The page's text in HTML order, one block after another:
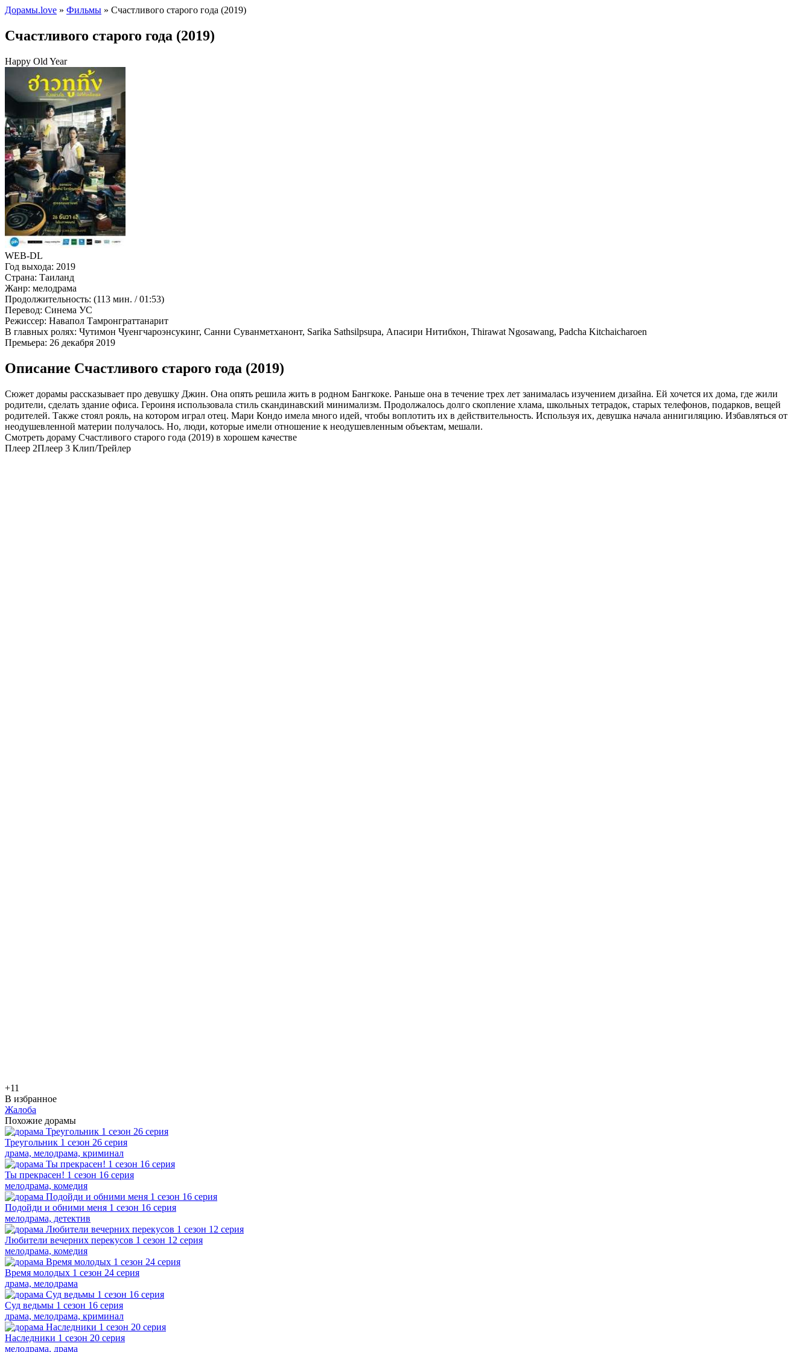
Дорамы.love » Фильмы » Счастливого старого года (2019)
Счастливого старого года (2019)
Happy Old Year
WEB-DL
Год выхода: 2019
Страна: Таиланд
Жанр: мелодрама
Продолжительность: (113 мин. / 01:53)
Перевод: Синема УС
Режиссер: Навапол Тамронграттанарит
В главных ролях: Чутимон Чуенгчароэнсукинг, Санни Суванметханонт, Sarika Sathsilpsupa, Апасири Нитибхон, Thirawat Ngosawang, Padcha Kitchaicharoen
Премьера: 26 декабря 2019
Описание Счастливого старого года (2019)
Сюжет дорамы рассказывает про девушку Джин. Она опять решила жить в родном Бангкоке. Раньше она в течение трех лет занималась изучением дизайна. Ей хочется их дома, где жили
родители, сделать здание офиса. Героиня использовала стиль скандинавский минимализм. Продолжалось долго скопление хлама, школьных тетрадок, старых телефонов, подарков, вещей
родителей. Также стоял рояль, на котором играл отец. Мари Кондо имела много идей, чтобы воплотить их в действительность. Используя их, девушка начала аннигиляцию. Избавляться от
неодушевленной материи получалось. Но, люди, которые имели отношение к неодушевленным объектам, мешали.
Смотреть дораму Счастливого старого года (2019) в хорошем качестве
Плеер 2Плеер 3 Клип/Трейлер
+11
В избранное
Жалоба
Похожие дорамы
Треугольник 1 сезон 26 серия
драма, мелодрама, криминал
Ты прекрасен! 1 сезон 16 серия
мелодрама, комедия
Подойди и обними меня 1 сезон 16 серия
мелодрама, детектив
Любители вечерних перекусов 1 сезон 12 серия
мелодрама, комедия
Время молодых 1 сезон 24 серия
драма, мелодрама
Суд ведьмы 1 сезон 16 серия
драма, мелодрама, криминал
Наследники 1 сезон 20 серия
мелодрама, драма